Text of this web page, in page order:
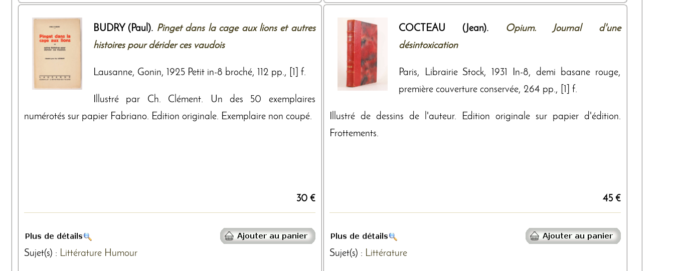
BUDRY (Paul). Pinget dans la cage aux lions et autres
histoires pour dérider ces vaudois
Lausanne, Gonin, 1925 Petit in-8 broché, 112 pp., [1] f.
Illustré par Ch. Clément. Un des 50 exemplaires
numérotés sur papier Fabriano. Edition originale. Exemplaire non coupé.
30 €
Sujet(s) : Littérature Humour
COCTEAU (Jean). Opium. Journal d'une
désintoxication
Paris, Librairie Stock, 1931 In-8, demi basane rouge,
première couverture conservée, 264 pp., [1] f.
Illustré de dessins de l'auteur. Edition originale sur papier d'édition.
Frottements.
45 €
Sujet(s) : Littérature